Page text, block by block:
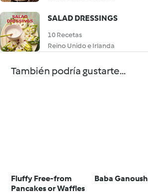
SALAD DRESSINGS
10 Recetas
Reino Unido e Irlanda
También podría gustarte...
Fluffy Free-from
Pancakes or Waffles
Baba Ganoush